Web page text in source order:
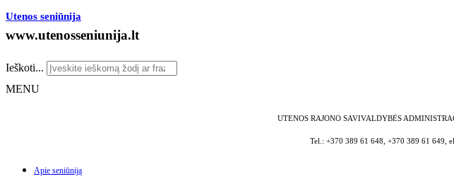
Utenos seniūnija
www.utenosseniunija.lt
Ieškoti...
MENU
UTENOS RAJONO SAVIVALDYBĖS
Tel.: +370 389 61 648, +370 389 61 649,
Apie seniūniją